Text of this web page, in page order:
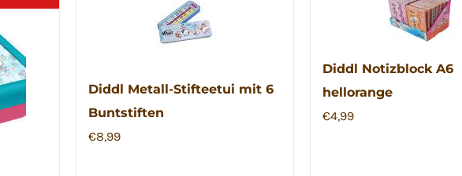
Diddl Metall-Stifteetui mit 6
Buntstiften
€8,99
Diddl Notizblock A6
hellorange
€4,99